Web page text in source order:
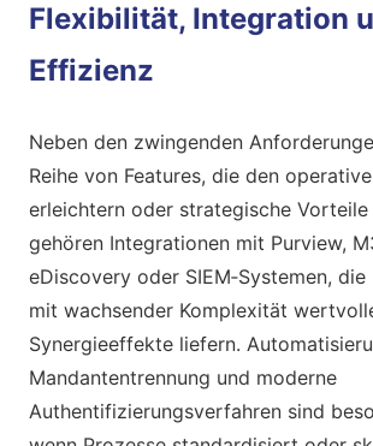
Flexibilität, Integration
Effizienz
Neben den zwingenden
Reihe von Features, die den
erleichtern oder strategische Vorteile
gehören Integrationen mit Purview,
eDiscovery oder SIEM‑Systemen,
mit wachsender Komplexität
Synergieeffekte liefern.
Mandantentrennung und moderne
Authentifizierungsverfahren sind